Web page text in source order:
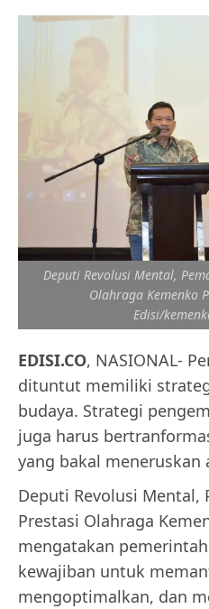
Deputi Revolusi Mental,
Olahraga Kemenko
Edisi/
EDISI.CO, NASIONAL-
dituntut memiliki
budaya. Strategi
juga harus
yang bakal meneruskan
Deputi Revolusi Mental,
Prestasi Olahraga
mengatakan
kewajiban untuk
mengoptimalkan, dan